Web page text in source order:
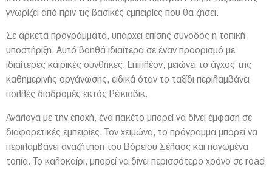
γνωρίζει από πριν τις βασικές εμπειρίες που θα ζήσει.
Σε αρκετά προγράμματα, υπάρχει επίσης συνοδός ή τοπική
υποστήριξη. Αυτό βοηθά ιδιαίτερα σε έναν προορισμό με
ιδιαίτερες καιρικές συνθήκες. Επιπλέον, μειώνει το άγχος της
καθημερινής οργάνωσης, ειδικά όταν το ταξίδι περιλαμβάνει
πολλές διαδρομές εκτός Ρέικιαβικ.
Ανάλογα με την εποχή, ένα πακέτο μπορεί να δίνει έμφαση σε
διαφορετικές εμπειρίες. Τον χειμώνα, το πρόγραμμα μπορεί να
περιλαμβάνει αναζήτηση του Βόρειου Σέλαος και παγωμένα
τοπία. Το καλοκαίρι, μπορεί να δίνει περισσότερο χρόνο σε road